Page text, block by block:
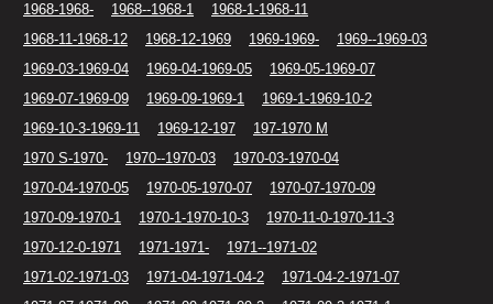
1968-1968-
1968--1968-1
1968-1-1968-11
1968-11-1968-12
1968-12-1969 1969-1969-
1969--1969-03
1969-03-1969-04
1969-04-1969-05
1969-05-1969-07
1969-07-1969-09
1969-09-1969-1
1969-1-1969-10-2
1969-10-3-1969-11
1969-12-197
197-1970 M
1970 S-1970-
1970--1970-03
1970-03-1970-04
1970-04-1970-05
1970-05-1970-07
1970-07-1970-09
1970-09-1970-1
1970-1-1970-10-3
1970-11-0-1970-11-3
1970-12-0-1971
1971-1971-
1971--1971-02
1971-02-1971-03
1971-04-1971-04-2
1971-04-2-1971-07